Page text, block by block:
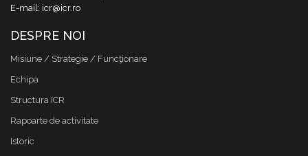
E-mail: icr@icr.ro
DESPRE NOI
Misiune / Strategie / Funcţionare
Echipa
Structura ICR
Rapoarte de activitate
Istoric